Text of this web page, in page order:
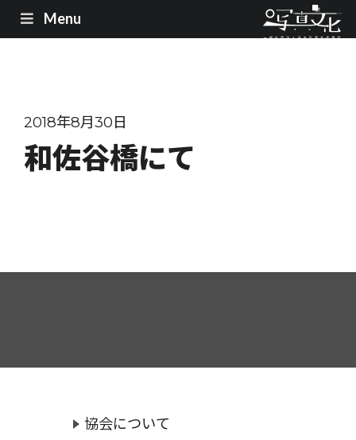
Menu
2018年8月30日
和佐谷橋にて
協会について